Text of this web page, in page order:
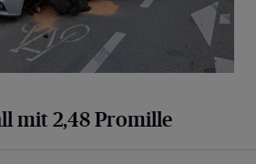
mit 2,48 Promille